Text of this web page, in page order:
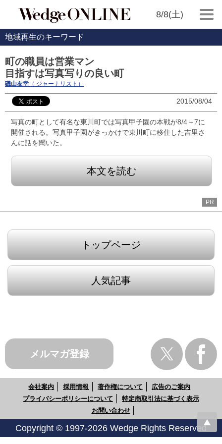
8/8(土)
地域再生のキーワード
町の職員は営業マン
目指すは写真写りの良い町
磯山友幸 （ ジャーナリスト）
2015/08/04
写真の町として有名な東川町では写真甲子園の本戦が8/4～7に
開催される。写真甲子園がきっかけで東川町に移住した吉里さ
んに話を聞いた。
本文を読む
PR
トップページ
人気記事
メルマガ登録
会社案内 採用情報 著作権について
広告のご案内
プライバシーポリシーについて
特定商取引法に基づく表示
お問い合わせ
Copyright © 1997-2026 Wedge Rights Reserved